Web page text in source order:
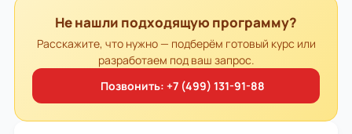
Не нашли подходящую программу?
Расскажите, что нужно — подберём готовый курс или
разработаем под ваш запрос.
Позвонить: +7 (499) 131-91-88